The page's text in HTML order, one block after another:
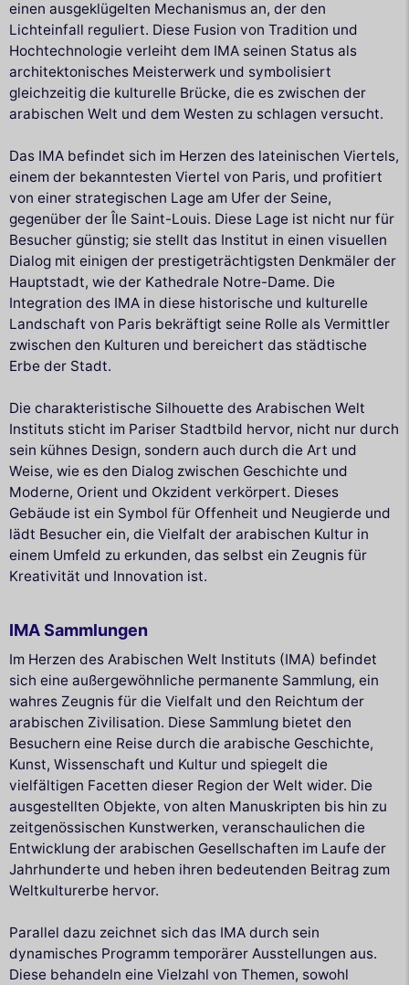
einen ausgeklügelten Mechanismus an, der den
Lichteinfall reguliert. Diese Fusion von Tradition und
Hochtechnologie verleiht dem IMA seinen Status als
architektonisches Meisterwerk und symbolisiert
gleichzeitig die kulturelle Brücke, die es zwischen der
arabischen Welt und dem Westen zu schlagen versucht.
Das IMA befindet sich im Herzen des lateinischen Viertels,
einem der bekanntesten Viertel von Paris, und profitiert
von einer strategischen Lage am Ufer der Seine,
gegenüber der Île Saint-Louis. Diese Lage ist nicht nur für
Besucher günstig; sie stellt das Institut in einen visuellen
Dialog mit einigen der prestigeträchtigsten Denkmäler der
Hauptstadt, wie der Kathedrale Notre-Dame. Die
Integration des IMA in diese historische und kulturelle
Landschaft von Paris bekräftigt seine Rolle als Vermittler
zwischen den Kulturen und bereichert das städtische
Erbe der Stadt.
Die charakteristische Silhouette des Arabischen Welt
Instituts sticht im Pariser Stadtbild hervor, nicht nur durch
sein kühnes Design, sondern auch durch die Art und
Weise, wie es den Dialog zwischen Geschichte und
Moderne, Orient und Okzident verkörpert. Dieses
Gebäude ist ein Symbol für Offenheit und Neugierde und
lädt Besucher ein, die Vielfalt der arabischen Kultur in
einem Umfeld zu erkunden, das selbst ein Zeugnis für
Kreativität und Innovation ist.
IMA Sammlungen
Im Herzen des Arabischen Welt Instituts (IMA) befindet
sich eine außergewöhnliche permanente Sammlung, ein
wahres Zeugnis für die Vielfalt und den Reichtum der
arabischen Zivilisation. Diese Sammlung bietet den
Besuchern eine Reise durch die arabische Geschichte,
Kunst, Wissenschaft und Kultur und spiegelt die
vielfältigen Facetten dieser Region der Welt wider. Die
ausgestellten Objekte, von alten Manuskripten bis hin zu
zeitgenössischen Kunstwerken, veranschaulichen die
Entwicklung der arabischen Gesellschaften im Laufe der
Jahrhunderte und heben ihren bedeutenden Beitrag zum
Weltkulturerbe hervor.
Parallel dazu zeichnet sich das IMA durch sein
dynamisches Programm temporärer Ausstellungen aus.
Diese behandeln eine Vielzahl von Themen, sowohl